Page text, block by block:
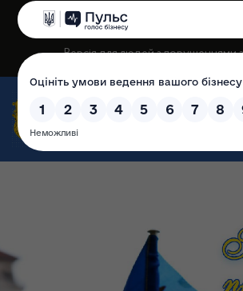
+380 (3435) 2-23-60
Версія для людей з порушеннями
Рогатинська міська рада
Офіційний сайт